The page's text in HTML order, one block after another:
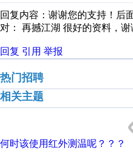
回复内容：谢谢您的支持！后
对： 再撼江湖 很好的资料，
回复 引用 举报
热门招聘
相关主题
何时该使用红外测温呢？？？